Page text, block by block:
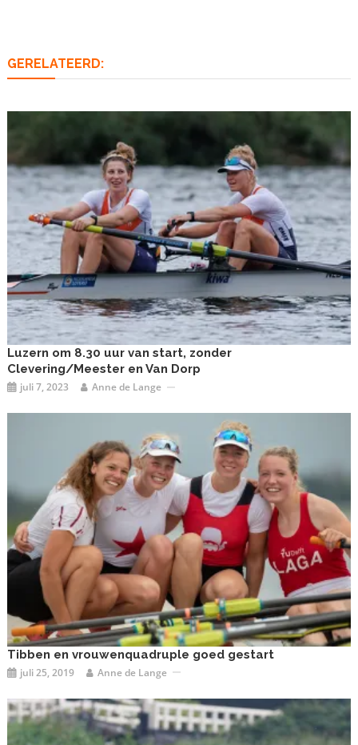
GERELATEERD:
Luzern om 8.30 uur van start, zonder
Clevering/Meester en Van Dorp
juli 7, 2023 Anne de Lange
Tibben en vrouwenquadruple goed gestart
juli 25, 2019 Anne de Lange